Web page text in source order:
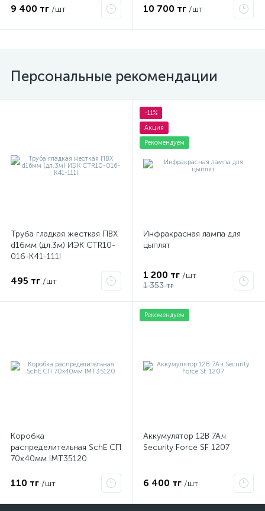
9 400 тг /шт 10 700 тг /шт
Персональные рекомендации
Труба гладкая жесткая ПВХ
d16мм (дл.3м) ИЭК CTR10-
016-K41-111I
495 тг /шт
-11%
Акция
Рекомендуем
Инфракрасная лампа для
цыплят
1 200 тг /шт
1 353 тг
Коробка
распределительная SchE СП
70х40мм IMT35120
110 тг /шт
Рекомендуем
Аккумулятор 12В 7А.ч
Security Force SF 1207
6 400 тг /шт